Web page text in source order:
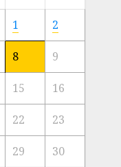
Artis
Kota
23/11/2024
0
1 2
8 9
15 16
22 23
29 30